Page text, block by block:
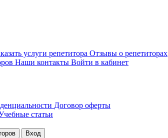
услуги репетитора Отзывы о репетиторах
Наши контакты Войти в кабинет
Договор оферты
статьи
Вход